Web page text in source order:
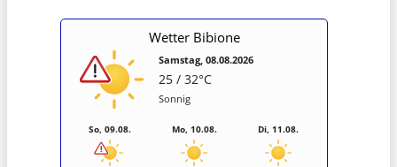
Wetter Bibione
Samstag, 08.08.2026
25 / 32°C
Sonnig
So, 09.08. Mo, 10.08. Di, 11.08.